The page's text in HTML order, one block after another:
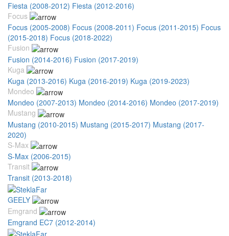
Fiesta (2008-2012) Fiesta (2012-2016)
Focus
Focus (2005-2008) Focus (2008-2011) Focus (2011-2015) Focus
(2015-2018) Focus (2018-2022)
Fusion
Fusion (2014-2016) Fusion (2017-2019)
Kuga
Kuga (2013-2016) Kuga (2016-2019) Kuga (2019-2023)
Mondeo
Mondeo (2007-2013) Mondeo (2014-2016) Mondeo (2017-2019)
Mustang
Mustang (2010-2015) Mustang (2015-2017) Mustang (2017-
2020)
S-Max
S-Max (2006-2015)
Transit
Transit (2013-2018)
GEELY
Emgrand
Emgrand EC7 (2012-2014)